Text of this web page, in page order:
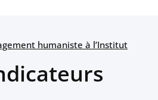
humaniste à l’Institut